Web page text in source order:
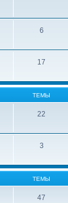
6
17
ТЕМЫ
22
3
ТЕМЫ
47